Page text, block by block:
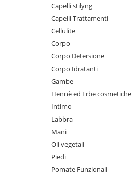
Capelli stilyng
Capelli Trattamenti
Cellulite
Corpo
Corpo Detersione
Corpo Idratanti
Gambe
Hennè ed Erbe cosmetiche
Intimo
Labbra
Mani
Oli vegetali
Piedi
Pomate Funzionali